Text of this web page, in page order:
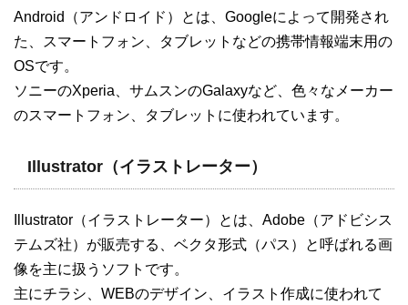
Android（アンドロイド）とは、Googleによって開発され
た、スマートフォン、タブレットなどの携帯情報端末用の
OSです。
ソニーのXperia、サムスンのGalaxyなど、色々なメーカー
のスマートフォン、タブレットに使われています。
Illustrator（イラストレーター）
Illustrator（イラストレーター）とは、Adobe（アドビシス
テムズ社）が販売する、ベクタ形式（パス）と呼ばれる画
像を主に扱うソフトです。
主にチラシ、WEBのデザイン、イラスト作成に使われて